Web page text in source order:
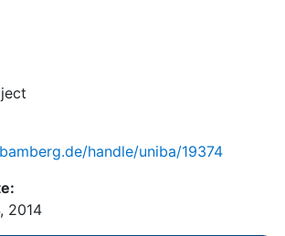
handle/uniba/19374
2014